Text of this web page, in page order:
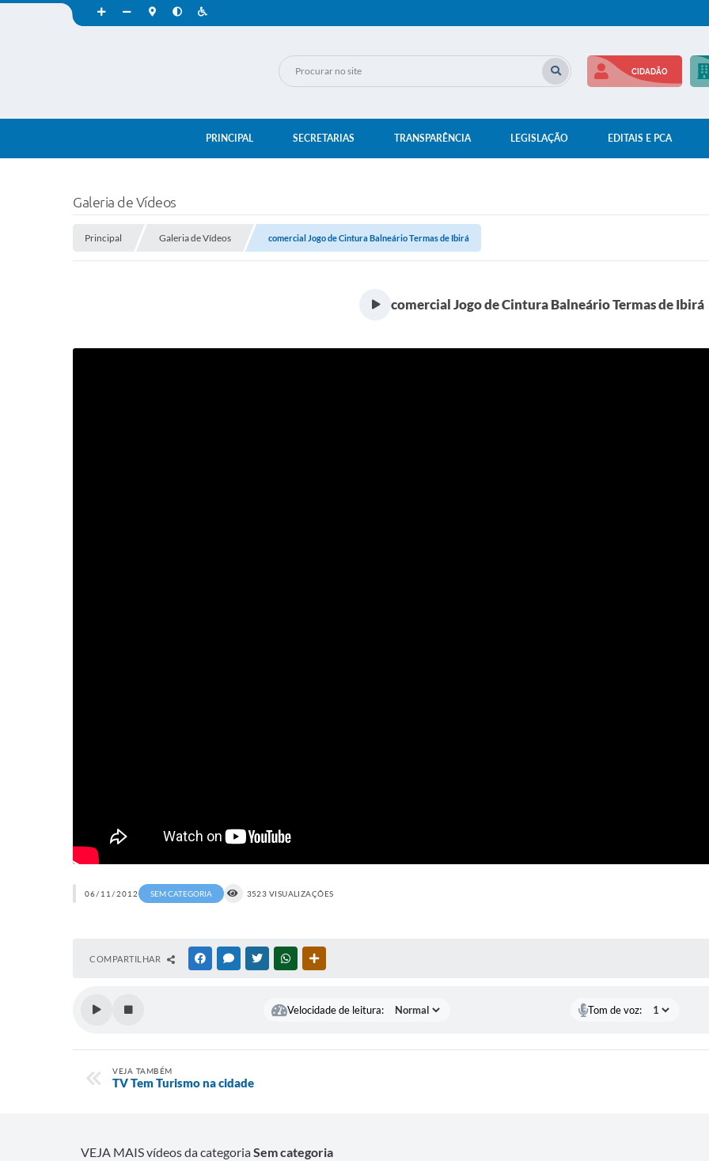
CIDADÃO
PRINCIPAL SECRETARIAS TRANSPARÊNCIA LEGISLAÇÃO EDITAIS E PCA
Galeria de Vídeos
Principal Galeria de Vídeos comercial Jogo de Cintura Balneário Termas de Ibirá
comercial Jogo de Cintura Balneário Termas de Ibirá
06/11/2012 SEM CATEGORIA 3523 VISUALIZAÇÕES
COMPARTILHAR FACEBOOKMESSENGER
TWITTERWHATSAPP
Velocidade de leitura: Tom de voz:
VEJA TAMBÉM
TV Tem Turismo na cidade
VEJA MAIS vídeos da categoriaSem categoria